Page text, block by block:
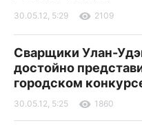
30.05.12, 5:29 2109
Сварщики Улан-
достойно
городском
30.05.12, 5:25 1860